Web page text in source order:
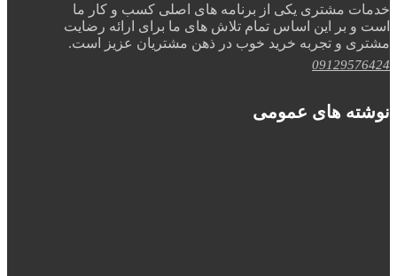
خدمات مشتری یکی از برنامه های اصلی کسب و کار ما
است و بر این اساس تمام تلاش های ما برای ارائه رضایت
مشتری و تجربه خرید خوب در ذهن مشتریان عزیز است.
09129576424
نوشته های عمومی